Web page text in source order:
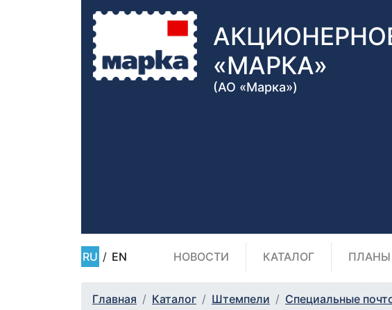
«МАРКА»
(АО «Марка»)
RU / EN НОВОСТИ КАТАЛОГ ПЛАНЫ
Главная Каталог Штемпели Специальные